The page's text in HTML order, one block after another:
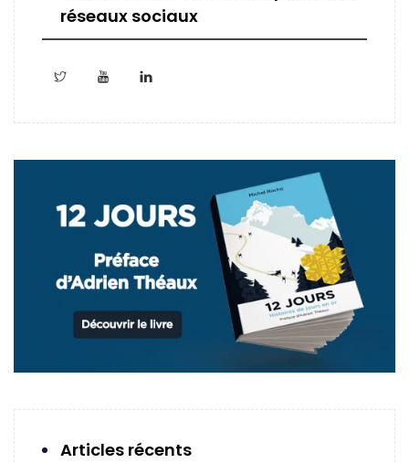
réseaux sociaux
Articles récents